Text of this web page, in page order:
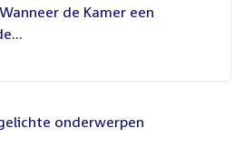
de Kamer een
onderwerpen